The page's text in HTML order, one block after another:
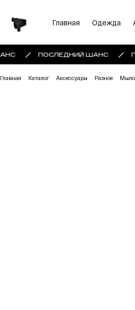
Главная Одежда
ПОСЛЕДНИЙ ШАНС
Главная Каталог Аксессуары Разное Мыло